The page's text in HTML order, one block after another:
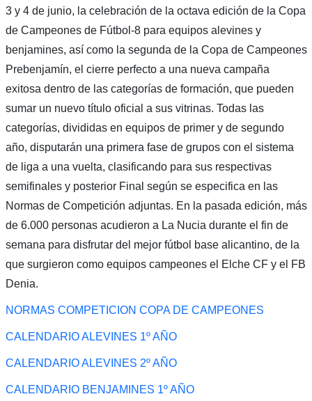
3 y 4 de junio, la celebración de la octava edición de la Copa
de Campeones de Fútbol-8 para equipos alevines y
benjamines, así como la segunda de la Copa de Campeones
Prebenjamín, el cierre perfecto a una nueva campaña
exitosa dentro de las categorías de formación, que pueden
sumar un nuevo título oficial a sus vitrinas. Todas las
categorías, divididas en equipos de primer y de segundo
año, disputarán una primera fase de grupos con el sistema
de liga a una vuelta, clasificando para sus respectivas
semifinales y posterior Final según se especifica en las
Normas de Competición adjuntas. En la pasada edición, más
de 6.000 personas acudieron a La Nucia durante el fin de
semana para disfrutar del mejor fútbol base alicantino, de la
que surgieron como equipos campeones el Elche CF y el FB
Denia.
NORMAS COMPETICION COPA DE CAMPEONES
CALENDARIO ALEVINES 1º AÑO
CALENDARIO ALEVINES 2º AÑO
CALENDARIO BENJAMINES 1º AÑO